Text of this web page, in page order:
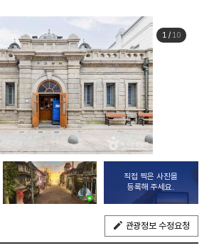
1/ 10
직접 찍은 사진을
등록해 주세요.
관광정보 수정요청